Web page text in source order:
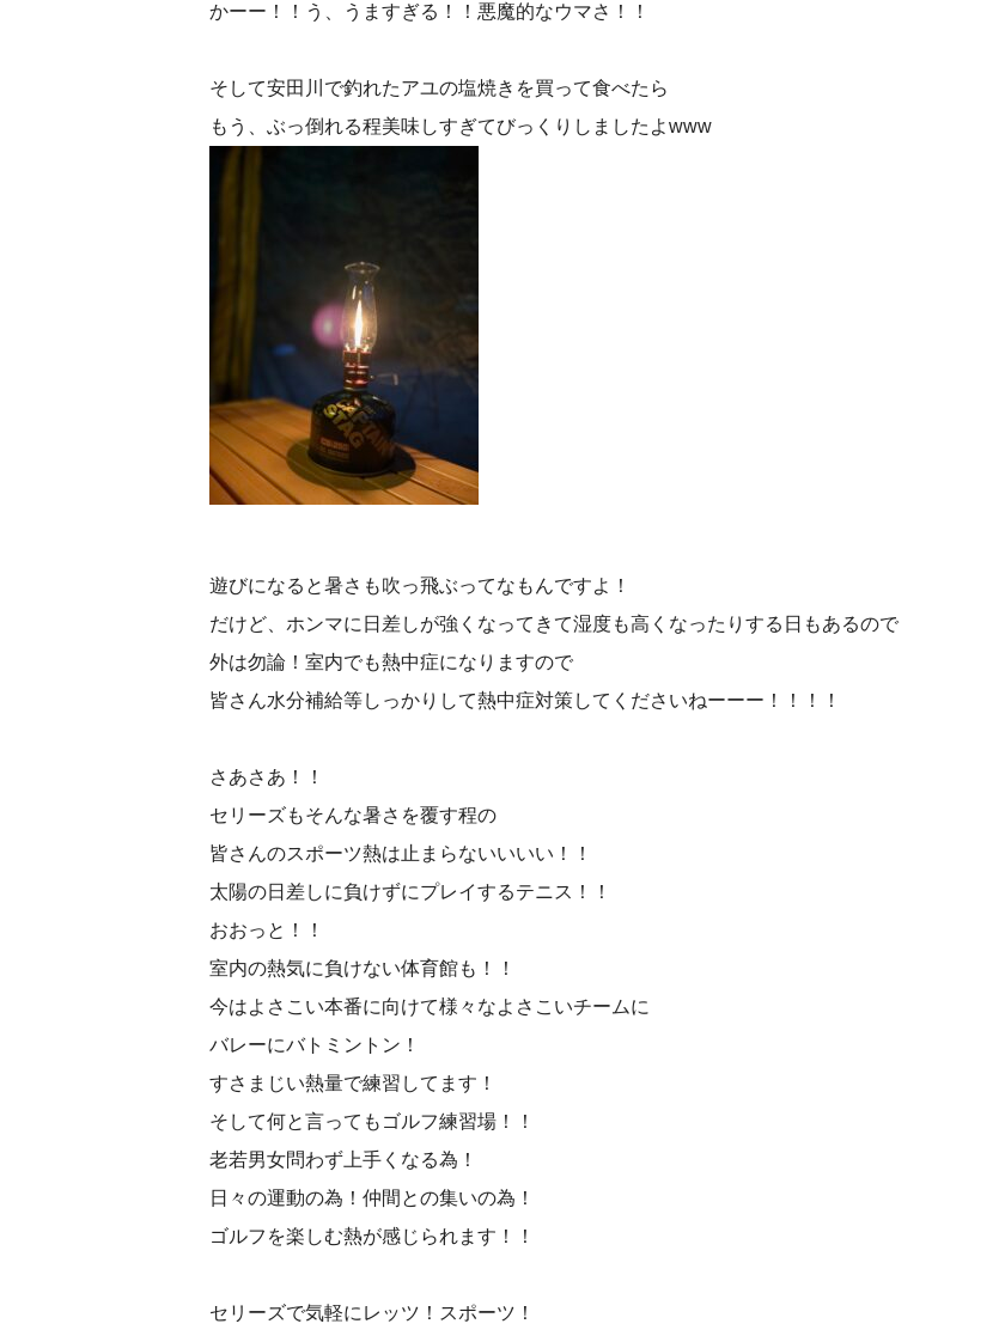
かーー！！う、うますぎる！！悪魔的なウマさ！！
そして安田川で釣れたアユの塩焼きを買って食べたら
もう、ぶっ倒れる程美味しすぎてびっくりしましたよwww
遊びになると暑さも吹っ飛ぶってなもんですよ！
だけど、ホンマに日差しが強くなってきて湿度も高くなったりする日もあるので
外は勿論！室内でも熱中症になりますので
皆さん水分補給等しっかりして熱中症対策してくださいねーーー！！！！
さあさあ！！
セリーズもそんな暑さを覆す程の
皆さんのスポーツ熱は止まらないいいい！！
太陽の日差しに負けずにプレイするテニス！！
おおっと！！
室内の熱気に負けない体育館も！！
今はよさこい本番に向けて様々なよさこいチームに
バレーにバトミントン！
すさまじい熱量で練習してます！
そして何と言ってもゴルフ練習場！！
老若男女問わず上手くなる為！
日々の運動の為！仲間との集いの為！
ゴルフを楽しむ熱が感じられます！！
セリーズで気軽にレッツ！スポーツ！